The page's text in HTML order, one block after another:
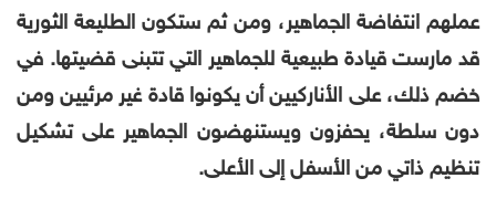
عملهم انتفاضة الجماهير، ومن ثم ستكون الطليعة الثورية
قد مارست قيادة طبيعية للجماهير التي تتبنى قضيتها. في
خضم ذلك، على الأناركيين أن يكونوا قادة غير مرئيين ومن
دون سلطة، يحفزون ويستنهضون الجماهير على تشكيل
تنظيم ذاتي من الأسفل إلى الأعلى.